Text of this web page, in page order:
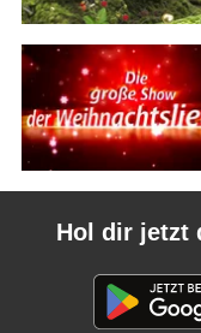
Hol dir jetzt